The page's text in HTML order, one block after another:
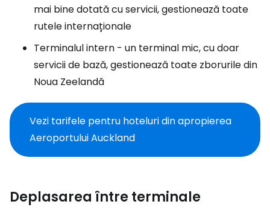
mai bine dotată cu servicii, gestionează toate
rutele internaționale
Terminalul intern - un terminal mic, cu doar
servicii de bază, gestionează toate zborurile din
Noua Zeelandă
Vezi tarifele pentru hoteluri din apropierea
Aeroportului Auckland
Deplasarea între terminale